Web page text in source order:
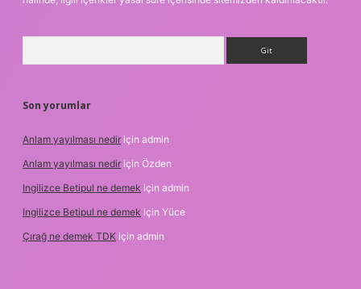
Son yorumlar
Anlam yayılması nedir için admin
Anlam yayılması nedir için Özden
Ingilizce Betipul ne demek için admin
Ingilizce Betipul ne demek için Yüce
Çırağ ne demek TDK için admin